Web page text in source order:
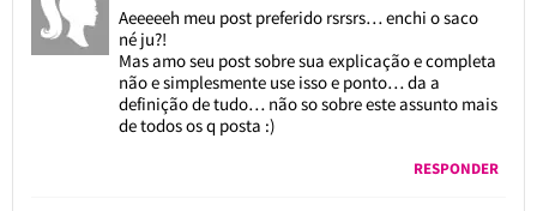
Aeeeeeh meu post preferido rsrsrs… enchi o saco
né ju?!
Mas amo seu post sobre sua explicação e completa
não e simplesmente use isso e ponto… da a
definição de tudo… não so sobre este assunto mais
de todos os q posta :)
RESPONDER